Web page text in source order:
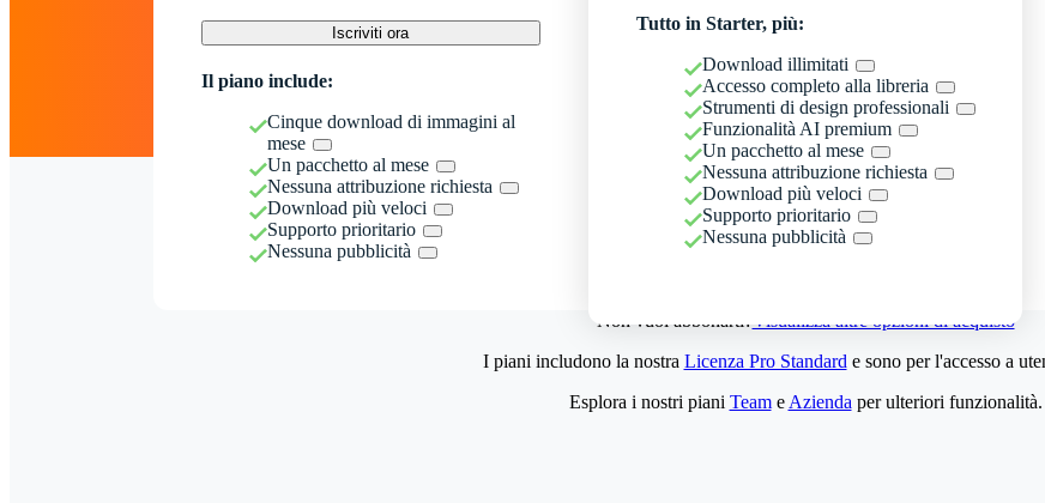
Iscriviti ora
Il piano include:
Cinque download di immagini al
mese
Un pacchetto al mese
Nessuna attribuzione richiesta
Download più veloci
Supporto prioritario
Nessuna pubblicità
Tutto in Starter, più:
Download illimitati
Accesso completo alla libreria
Strumenti di design professionali
Funzionalità AI premium
Un pacchetto al mese
Nessuna attribuzione richiesta
Download più veloci
Supporto prioritario
Nessuna pubblicità
Non vuoi abbonarti?Visualizza altre opzioni di acquisto
I piani includono la nostra Licenza Pro Standard e sono per l'accesso a
Esplora i nostri piani Teame Azienda per ulteriori funzionalità.